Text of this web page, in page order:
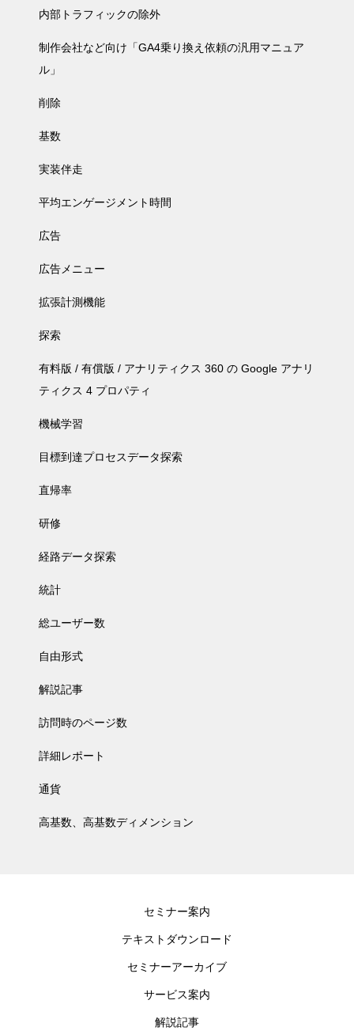
内部トラフィックの除外
制作会社など向け「GA4乗り換え依頼の汎用マニュア
ル」
削除
基数
実装伴走
平均エンゲージメント時間
広告
広告メニュー
拡張計測機能
探索
有料版 / 有償版 / アナリティクス 360 の Google アナリ
ティクス 4 プロパティ
機械学習
目標到達プロセスデータ探索
直帰率
研修
経路データ探索
統計
総ユーザー数
自由形式
解説記事
訪問時のページ数
詳細レポート
通貨
高基数、高基数ディメンション
セミナー案内
テキストダウンロード
セミナーアーカイブ
サービス案内
解説記事